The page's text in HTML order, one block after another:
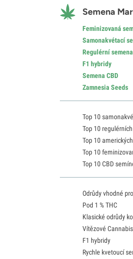
Semena
Feminizovaná
Samonakvétací
Regulérní
F1 hybridy
Semena CBD
Zamnesia Seeds
Top 10
Top 10
Top 10
Top 10
Top 10 CBD
Odrůdy vhodné
Pod 1 % THC
Klasické odrůdy
Vítězové
F1 hybridy
Rychle kvetoucí